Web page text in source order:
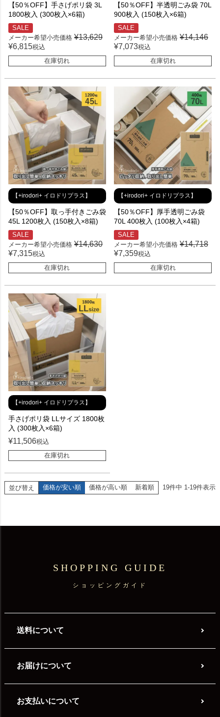
【50％OFF】手さげポリ袋 3L
1800枚入 (300枚入×6箱)
SALE
メーカー希望小売価格 ¥13,629
¥6,815税込
在庫切れ
【50％OFF】半透明ごみ袋 70L
900枚入 (150枚入×6箱)
SALE
メーカー希望小売価格 ¥14,146
¥7,073税込
在庫切れ
【+irodori+ イロドリプラス】
【50％OFF】取っ手付きごみ袋
45L 1200枚入 (150枚入×8箱)
SALE
メーカー希望小売価格 ¥14,630
¥7,315税込
在庫切れ
【+irodori+ イロドリプラス】
【50％OFF】厚手透明ごみ袋
70L 400枚入 (100枚入×4箱)
SALE
メーカー希望小売価格 ¥14,718
¥7,359税込
在庫切れ
【+irodori+ イロドリプラス】
手さげポリ袋 LLサイズ 1800枚
入 (300枚入×6箱)
¥11,506税込
在庫切れ
並び替え 価格が安い順 価格が高い順 新着順 19件中 1-19件表示
SHOPPING GUIDE
ショッピングガイド
送料について
お届けについて
お支払いについて